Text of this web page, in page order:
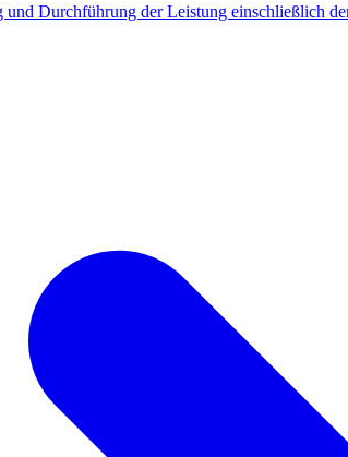
Durchführung der Leistung einschließlich